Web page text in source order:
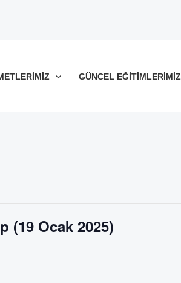
GÜNCEL EĞITIMLERIMIZ
(19 Ocak 2025)